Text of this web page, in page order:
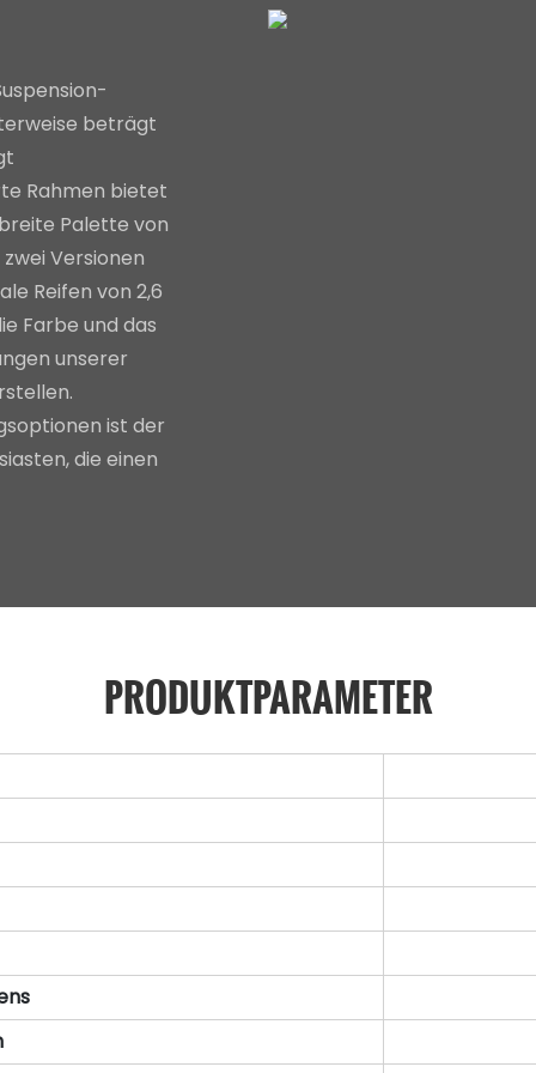
beträgt
Rahmen bietet
breite Palette von
Versionen
Reifen von 2,6
Farbe und das
unserer
ist der
die einen
PRODUKTPARAMETER